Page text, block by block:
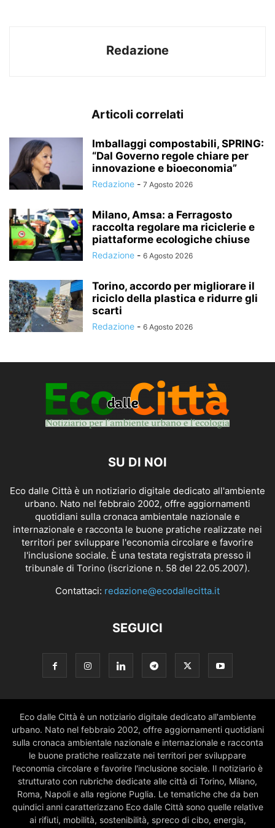
Redazione
Articoli correlati
Imballaggi compostabili, SPRING:
“Dal Governo regole chiare per
innovazione e bioeconomia”
Redazione - 7 Agosto 2026
Milano, Amsa: a Ferragosto
raccolta regolare ma riciclerie e
piattaforme ecologiche chiuse
Redazione - 6 Agosto 2026
Torino, accordo per migliorare il
riciclo della plastica e ridurre gli
scarti
Redazione - 6 Agosto 2026
SU DI NOI
Eco dalle Città è un notiziario digitale dedicato all'ambiente
urbano. Nato nel febbraio 2002, offre aggiornamenti
quotidiani sulla cronaca ambientale nazionale e
internazionale e racconta le buone pratiche realizzate nei
territori per sviluppare l'economia circolare e favorire
l'inclusione sociale. È una testata registrata presso il
tribunale di Torino (iscrizione n. 58 del 22.05.2007).
Contattaci: redazione@ecodallecitta.it
SEGUICI
Eco dalle Città è un notiziario digitale dedicato all'ambiente
urbano. Nato nel febbraio 2002, offre aggiornamenti quotidiani
sulla cronaca ambientale nazionale e internazionale e racconta
le buone pratiche realizzate nei territori per sviluppare
l'economia circolare e favorire l'inclusione sociale. Il notiziario è
strutturato con rubriche dedicate alle città di Torino, Milano,
Roma, Napoli e alla regione Puglia. Le tematiche che da ben
quindici anni caratterizzano Eco dalle Città sono quelle relative
ai rifiuti, mobilità, sostenibilità, spreco di cibo, energia,